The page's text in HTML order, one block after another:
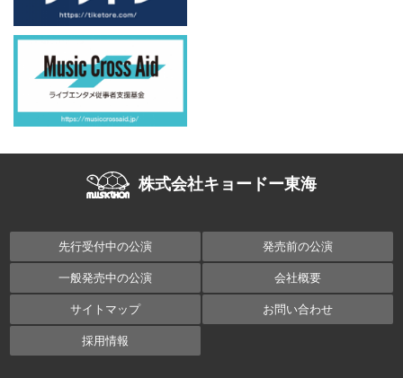
株式会社キョードー東海
先行受付中の公演 発売前の公演
一般発売中の公演 会社概要
サイトマップ お問い合わせ
採用情報